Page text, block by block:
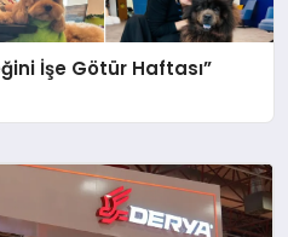
İşe Götür Haftası”